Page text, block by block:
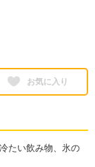
お気に入り
たい飲み物、氷の